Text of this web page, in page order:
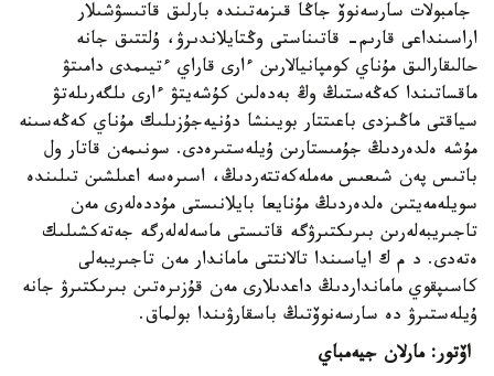
جامبولات سارسەنوۆ جاڭا قىزمەتىندە بارلىق قاتىسۋشىلار
اراسىنداعى قارىم- قاتىناستى وڭتايلاندىرۋ، ۇلتتىق جانە
حالىقارالىق مۇناي كومپانيالارىن ءارى قاراي ءتيىمدى دامىتۋ
ماقساتىندا كەڭەستىڭ وڭ بەدەلىن كۇشەيتۋ ءارى ىلگەرىلەتۋ
سياقتى ماڭىزدى باعىتتار بويىنشا دۇنيەجۇزىلىك مۇناي كەڭەسىنە
مۇشە ەلدەردىڭ جۇمىستارىن ۇيلەستىرەدى. سونىمەن قاتار ول
باتىس پەن شىعىس مەملەكەتتەردىڭ، اسىرەسە اعىلشىن تىلىندە
سويلەمەيتىن ەلدەردىڭ مۇنايعا بايلانىستى مۇددەلەرى مەن
تاجىريبەلەرىن بىرىكتىرۋگە قاتىستى ماسەلەلەرگە جەتەكشىلىك
ەتەدى. د م ك اياسىندا تالانتتى ماماندار مەن تاجىريبەلى
كاسىپقوي مامانداردىڭ داعدىلارى مەن قۇزىرەتىن بىرىكتىرۋ جانە
ۇيلەستىرۋ دە سارسەنوۆتىڭ باسقارۋىندا بولماق.
اۆتور: مارلان جيەمباي